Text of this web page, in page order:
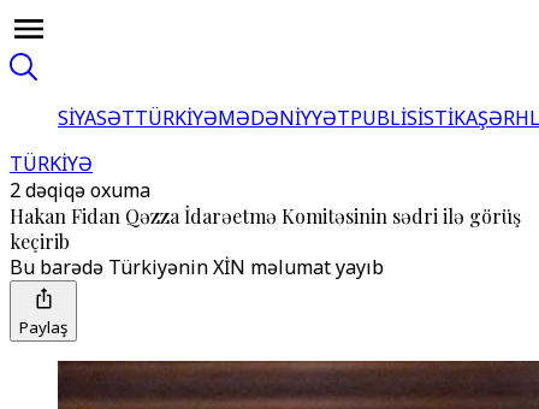
SİYASƏTTÜRKİYƏMƏDƏNİYYƏTPUBLİSİSTİKA
TÜRKİYƏ
2 dəqiqə oxuma
Hakan Fidan Qəzza İdarəetmə Komitəsinin sədri ilə görüş
keçirib
Bu barədə Türkiyənin XİN məlumat yayıb
Paylaş